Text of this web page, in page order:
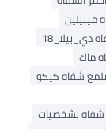
ميبيلين
دي_بيلا_18
ماك
شفاه كيكو
بشخصيات